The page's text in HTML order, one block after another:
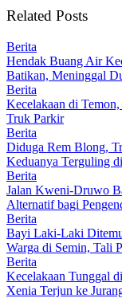
Related Posts
Berita
Hendak Buang Air
Batikan, Meninggal
Berita
Kecelakaan di
Truk Parkir
Berita
Diduga Rem Blong,
Keduanya Terguling
Berita
Jalan Kweni-Druwo
Alternatif bagi
Berita
Bayi Laki-Laki
Warga di Semin, Tali
Berita
Kecelakaan Tunggal
Xenia Terjun ke